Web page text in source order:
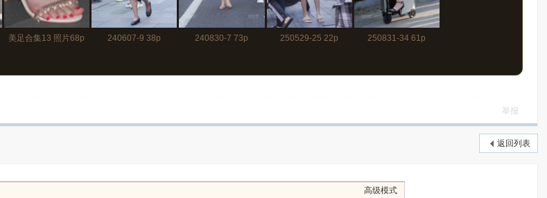
美足合集13 照片68p 240607-9 38p 240830-7 73p 250529-25 22p 250831-34 61p
举报
返回列表
高级模式